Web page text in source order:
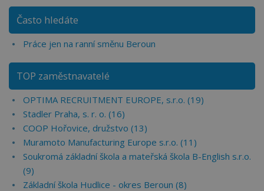
Často hledáte
Práce jen na ranní směnu Beroun
TOP zaměstnavatelé
OPTIMA RECRUITMENT EUROPE, s.r.o. (19)
Stadler Praha, s. r. o. (16)
COOP Hořovice, družstvo (13)
Muramoto Manufacturing Europe s.r.o. (11)
Soukromá základní škola a mateřská škola B-English s.r.o.
(9)
Základní škola Hudlice - okres Beroun (8)